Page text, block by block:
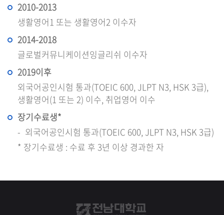
2010-2013
생활영어1 또는 생활영어2 이수자
2014-2018
글로벌커뮤니케이션잉글리쉬 이수자
2019이후
외국어공인시험 통과(TOEIC 600, JLPT N3, HSK 3급),
생활영어(1 또는 2) 이수, 취업영어 이수
장기수료생*
외국어공인시험 통과(TOEIC 600, JLPT N3, HSK 3급)
* 장기수료생 : 수료 후 3년 이상 경과한 자